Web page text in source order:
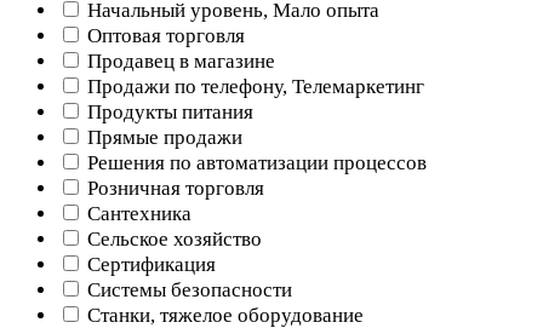
Начальный уровень, Мало опыта
Оптовая торговля
Продавец в магазине
Продажи по телефону, Телемаркетинг
Продукты питания
Прямые продажи
Решения по автоматизации процессов
Розничная торговля
Сантехника
Сельское хозяйство
Сертификация
Системы безопасности
Станки, тяжелое оборудование